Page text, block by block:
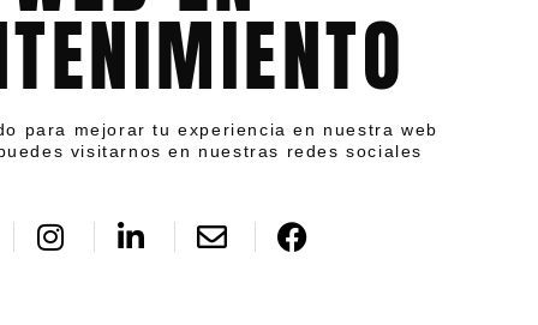
para mejorar tu experiencia en nuestra web
visitarnos en nuestras redes sociales